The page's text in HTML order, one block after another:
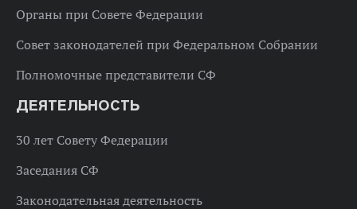
Органы при Совете Федерации
Совет законодателей при Федеральном Собрании
Полномочные представители СФ
ДЕЯТЕЛЬНОСТЬ
30 лет Совету Федерации
Заседания СФ
Законодательная деятельность